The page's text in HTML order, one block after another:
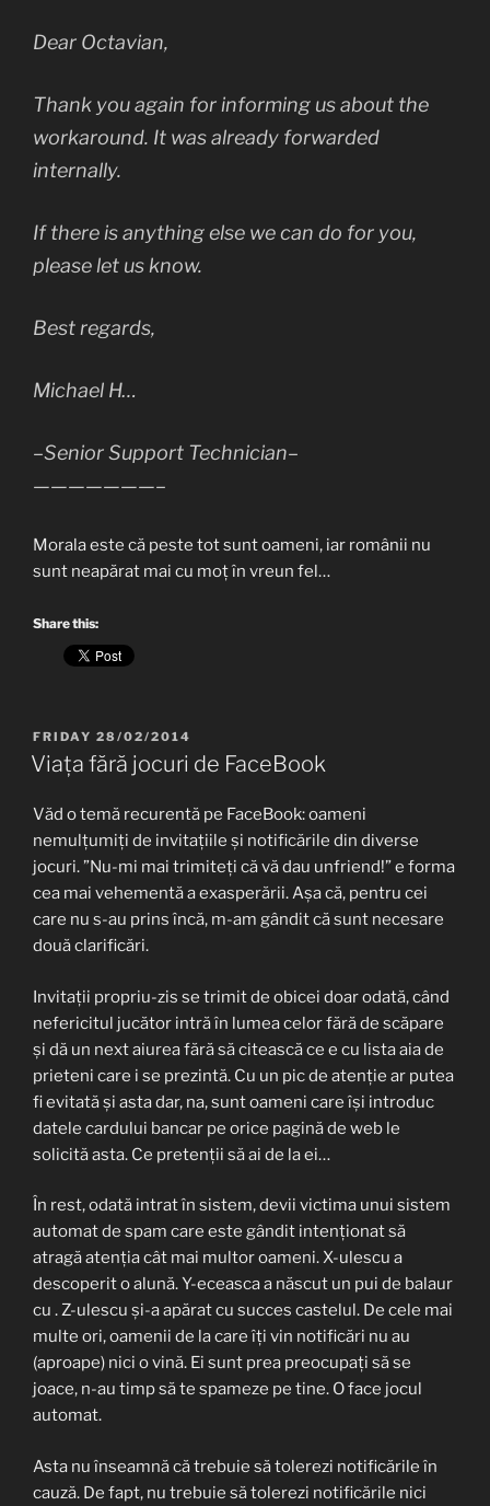
Dear Octavian,
Thank you again for informing us about the
workaround. It was already forwarded
internally.
If there is anything else we can do for you,
please let us know.
Best regards,
Michael H…
–Senior Support Technician–
———————–
Morala este că peste tot sunt oameni, iar românii nu
sunt neapărat mai cu moț în vreun fel…
Share this:
POSTED
ON
FRIDAY 28/02/2014
Viața fără jocuri de FaceBook
Văd o temă recurentă pe FaceBook: oameni
nemulțumiți de invitațiile și notificările din diverse
jocuri. ”Nu-mi mai trimiteți că vă dau unfriend!” e forma
cea mai vehementă a exasperării. Așa că, pentru cei
care nu s-au prins încă, m-am gândit că sunt necesare
două clarificări.
Invitații propriu-zis se trimit de obicei doar odată, când
nefericitul jucător intră în lumea celor fără de scăpare
și dă un next aiurea fără să citească ce e cu lista aia de
prieteni care i se prezintă. Cu un pic de atenție ar putea
fi evitată și asta dar, na, sunt oameni care își introduc
datele cardului bancar pe orice pagină de web le
solicită asta. Ce pretenții să ai de la ei…
În rest, odată intrat în sistem, devii victima unui sistem
automat de spam care este gândit intenționat să
atragă atenția cât mai multor oameni. X-ulescu a
descoperit o alună. Y-eceasca a născut un pui de balaur
cu . Z-ulescu și-a apărat cu succes castelul. De cele mai
multe ori, oamenii de la care îți vin notificări nu au
(aproape) nici o vină. Ei sunt prea preocupați să se
joace, n-au timp să te spameze pe tine. O face jocul
automat.
Asta nu înseamnă că trebuie să tolerezi notificările în
cauză. De fapt, nu trebuie să tolerezi notificările nici